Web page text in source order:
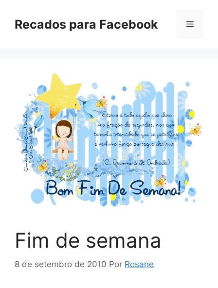
paraRecados para Facebook Menu
Fim de semana
8 de setembro de 2010 Por Rosane